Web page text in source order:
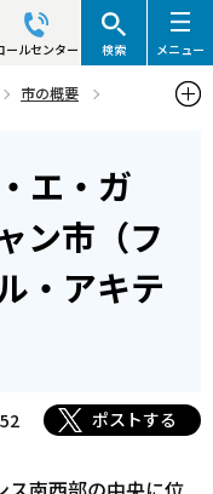
ールセンター 検索 メニュー
市の概要
市（フランス ヌー
エ・ガ
ン市（フ
・アキテ
ポストする